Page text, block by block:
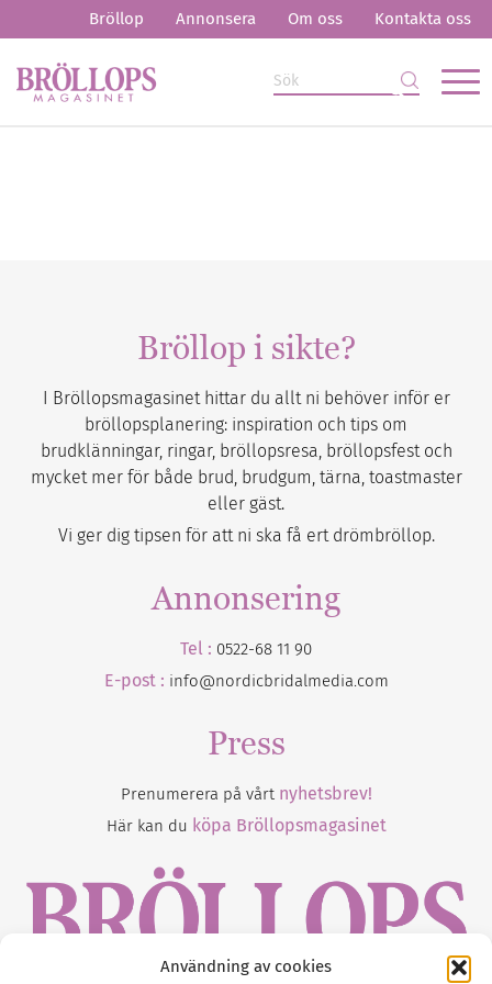
Användning av cookies
Bröllop Annonsera Om oss Kontakta oss
Bröllop i sikte?
I Bröllopsmagasinet hittar du allt ni behöver inför er
bröllopsplanering: inspiration och tips om
brudklänningar, ringar, bröllopsresa, bröllopsfest och
mycket mer för både brud, brudgum, tärna, toastmaster
eller gäst.
Vi ger dig tipsen för att ni ska få ert drömbröllop.
Annonsering
Tel : 0522-68 11 90
E-post : info@nordicbridalmedia.com
Press
Prenumerera på vårt nyhetsbrev!
Här kan du köpa Bröllopsmagasinet